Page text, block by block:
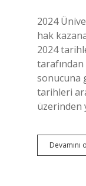
2024
hak
2024
tarafından
sonucuna
tarihleri
üzerinden
Devamını